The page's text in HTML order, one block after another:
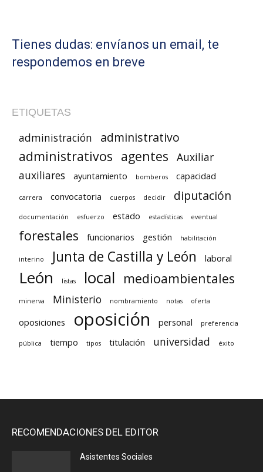
Tienes dudas: envíanos un email, te
respondemos en breve
ETIQUETAS
administración administrativo
administrativos agentes
Auxiliar
auxiliares
ayuntamiento bomberos capacidad
carrera convocatoria cuerpos decidir diputación
documentación esfuerzo estado estadísticas eventual
forestales funcionarios gestión habilitación
interino Junta de Castilla y León laboral
León listas local medioambientales
minerva Ministerio nombramiento notas oferta
oposiciones oposición personal preferencia
pública tiempo tipos titulación universidad éxito
RECOMENDACIONES DEL EDITOR
Asistentes Sociales